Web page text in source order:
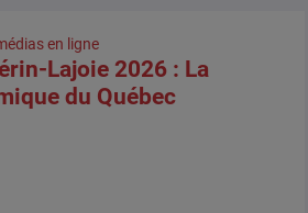
en ligne
Lajoie 2026 : La
du Québec